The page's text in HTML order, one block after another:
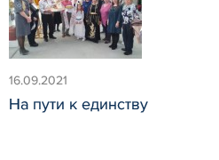
16.09.2021
На пути к единству